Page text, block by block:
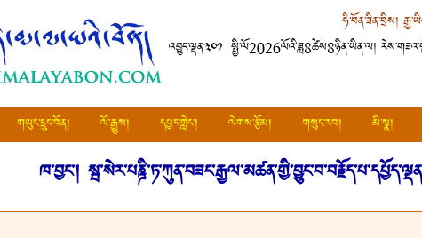
ཧི་བོན་ཟིན་བྲིས།
འབྱུང་ལྡན༣༠༡ སྤྱི་ལོ2026ལོའི་ཟླ8ཚེས8ཉིན་ཡིན་ལ།
གཡུང་དྲུང་བོན། ལོ་རྒྱུས། དཔྱད་གླེང་། ལེགས་རྩོམ། གསུང་རབ། མི་སྣ།
ཁ་བྱང་།